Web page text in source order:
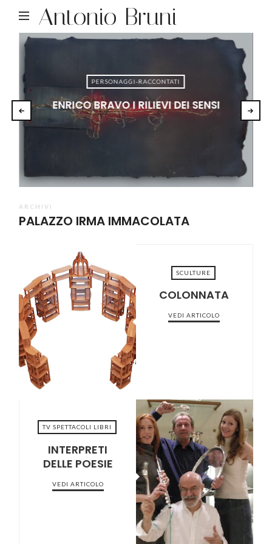
Antonio Bruni
PERSONAGGI-RACCONTATI
ENRICO BRAVO I RILIEVI DEI SENSI
ARCHIVI
PALAZZO IRMA IMMACOLATA
SCULTURE
COLONNATA
VEDI ARTICOLO
2022-04-04
TV SPETTACOLI LIBRI
INTERPRETI
DELLE POESIE
VEDI ARTICOLO